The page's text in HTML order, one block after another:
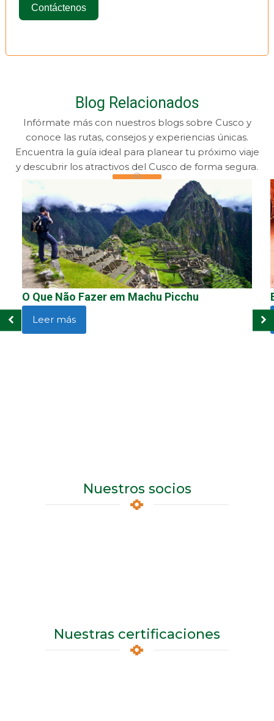
Contáctenos
Blog Relacionados
Infórmate más con nuestros blogs sobre Cusco y
conoce las rutas, consejos y experiencias únicas.
Encuentra la guía ideal para planear tu próximo viaje
y descubrir los atractivos del Cusco de forma segura.
O Que Não Fazer em Machu Picchu
Leer más
Nuestros socios
Nuestras certificaciones